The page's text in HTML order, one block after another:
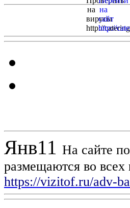
Янв11 На сайте
размещаются во
https://vizitof.ru/adv-